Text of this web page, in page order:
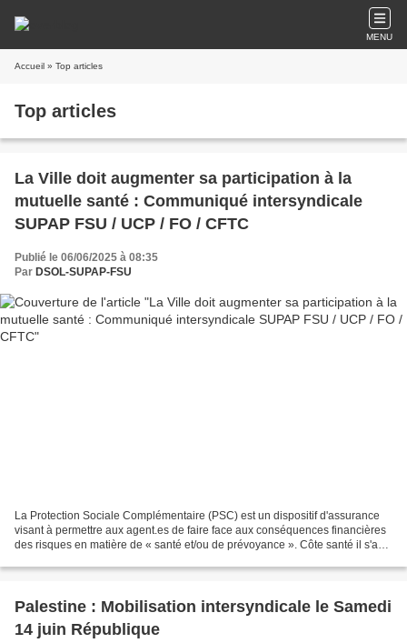
MENU
Accueil » Top articles
Top articles
La Ville doit augmenter sa participation à la
mutuelle santé : Communiqué intersyndicale
SUPAP FSU / UCP / FO / CFTC
Publié le 06/06/2025 à 08:35
Par DSOL-SUPAP-FSU
La Protection Sociale Complémentaire (PSC) est un dispositif d'assurance
visant à permettre aux agent.es de faire face aux conséquences financières
des risques en matière de « santé et/ou de prévoyance ». Côte santé il s'agit
Palestine : Mobilisation intersyndicale le Samedi
14 juin République